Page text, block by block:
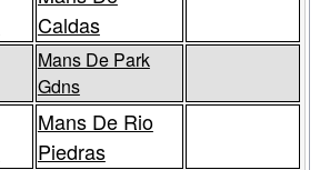
Caldas
Mans De Park
Gdns
Mans De Rio
Piedras